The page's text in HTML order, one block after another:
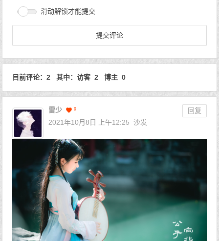
滑动解锁才能提交
目前评论：2 其中：访客 2 博主 0
雷少 9
回复
2021年10月8日 上午12:25
沙发